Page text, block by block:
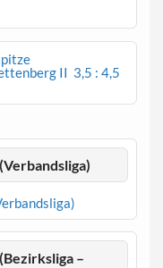
II 3,5 : 4,5
–